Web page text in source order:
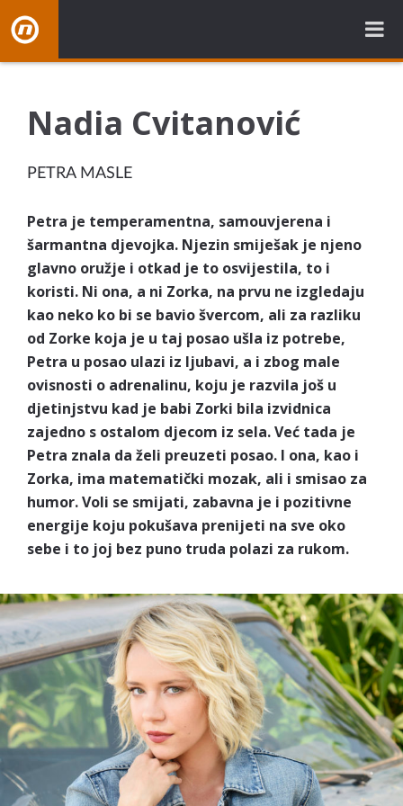
Nadia Cvitanović
PETRA MASLE
Petra je temperamentna, samouvjerena i
šarmantna djevojka. Njezin smiješak je njeno
glavno oružje i otkad je to osvijestila, to i
koristi. Ni ona, a ni Zorka, na prvu ne izgledaju
kao neko ko bi se bavio švercom, ali za razliku
od Zorke koja je u taj posao ušla iz potrebe,
Petra u posao ulazi iz ljubavi, a i zbog male
ovisnosti o adrenalinu, koju je razvila još u
djetinjstvu kad je babi Zorki bila izvidnica
zajedno s ostalom djecom iz sela. Već tada je
Petra znala da želi preuzeti posao. I ona, kao i
Zorka, ima matematički mozak, ali i smisao za
humor. Voli se smijati, zabavna je i pozitivne
energije koju pokušava prenijeti na sve oko
sebe i to joj bez puno truda polazi za rukom.